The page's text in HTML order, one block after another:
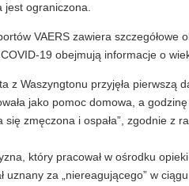
jest ograniczona.
VAERS zawiera szczegółowe
19 obejmują informacje o
z Waszyngtonu przyjęła pierwszą
jako pomoc domowa, a
się zmęczona i ospała”, zgodnie z
który pracował w ośrodku
uznany za „niereagującego” w